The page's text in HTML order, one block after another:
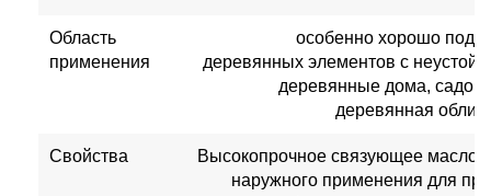
Область
применения
особенно хорошо
деревянных элементов с
деревянные дома,
деревянная
Свойства
Высокопрочное связующее масло
наружного применения для